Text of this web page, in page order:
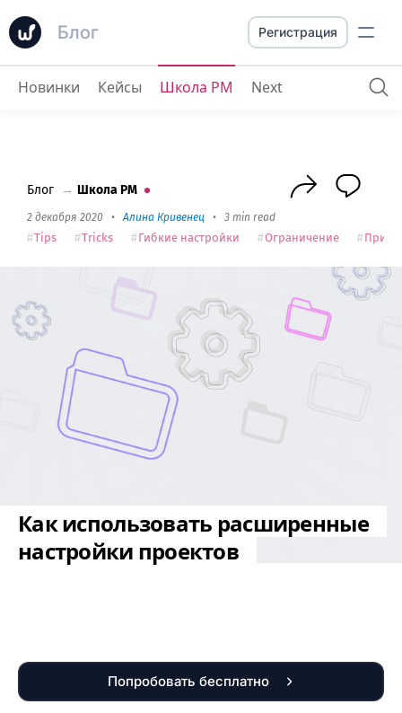
Блог
Как использовать расширенные настройки проектов
Регистрация
Новинки Кейсы Школа PM Next
Блог → Школа PM
2 декабря 2020 •Алина Кривенец • 3 min read
Tips Tricks Гибкие настройки Ограничение
Как использовать расширенные
настройки проектов
Попробовать бесплатно